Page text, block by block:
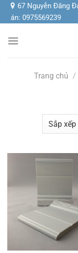
Chuyển
đến
dung
67 Nguyễn Đăng
án: 0975569239
Trang chủ /